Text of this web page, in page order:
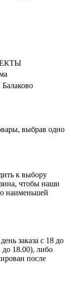
выбрав одно
к выбору
чтобы наши
наименьшей
заказа с 18 до
до 18.00), либо
после